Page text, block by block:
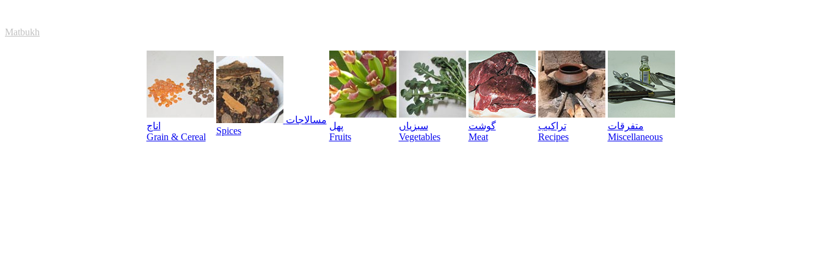
Matbukh
اناج
Grain & Cereal
مسالاجات
Spices
پھل
Fruits
سبزیاں
Vegetables
گوشت
Meat
تراکیب
Recipes
متفرقات
Miscellaneous